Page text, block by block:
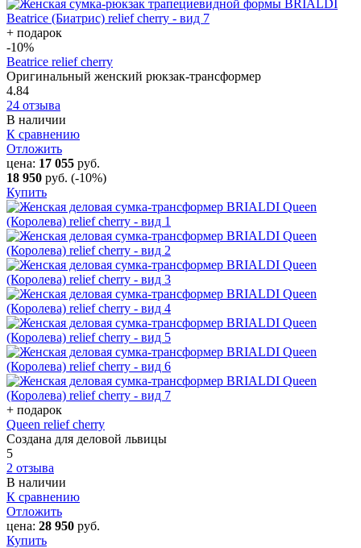
+ подарок
-10%
Beatrice relief cherry
Оригинальный женский рюкзак-трансформер
4.84
24 отзыва
В наличии
К сравнению
Отложить
цена: 17 055 руб.
18 950 руб. (-10%)
Купить
+ подарок
Queen relief cherry
Создана для деловой львицы
5
2 отзыва
В наличии
К сравнению
Отложить
цена: 28 950 руб.
Купить